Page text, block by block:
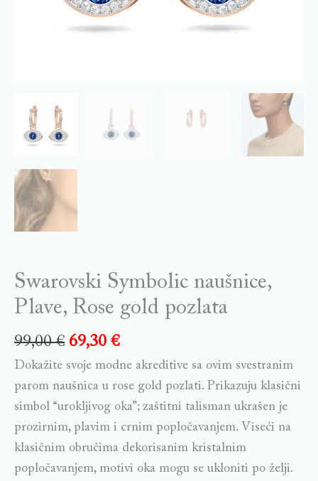
Swarovski Symbolic naušnice,
Plave, Rose gold pozlata
99,00€ 69,30 €
Dokažite svoje modne akreditive sa ovim svestranim
parom naušnica u rose gold pozlati. Prikazuju klasični
simbol “urokljivog oka”; zaštitni talisman ukrašen je
prozirnim, plavim i crnim popločavanjem. Viseći na
klasičnim obručima dekorisanim kristalnim
popločavanjem, motivi oka mogu se ukloniti po želji.